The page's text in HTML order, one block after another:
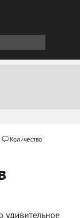
Количество